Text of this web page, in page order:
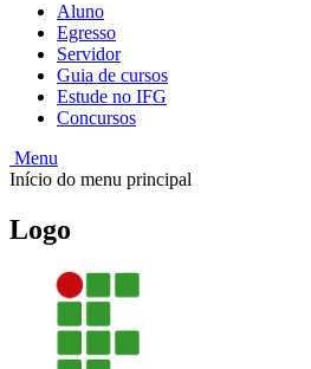
Aluno
Egresso
Servidor
Guia de cursos
Estude no IFG
Concursos
Menu
Início do menu principal
Logo